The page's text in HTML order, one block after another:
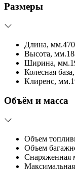
Размеры
Длина, мм.
Высота, мм.
Ширина, мм.
Колесная
Клиренс, мм.
Объём и масса
Объем
Объем
Снаряженная
Максимальная